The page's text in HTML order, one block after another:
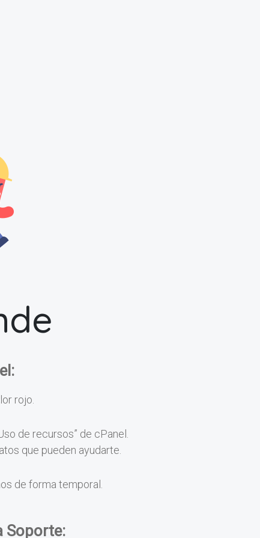
rojo.
de recursos” de cPanel.
que pueden ayudarte.
de forma temporal.
Soporte: